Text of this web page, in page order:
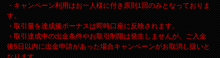
・キャンペーン利用はお一人様に付き原則1回のみとなっておりま
す。
・取引量を達成後ボーナスは即時口座に反映されます。
・取引達成中の出金条件やお取引制限は発生しませんが、ご入金
後5日以内に出金申請があった場合キャンペーンがお取消し扱いと